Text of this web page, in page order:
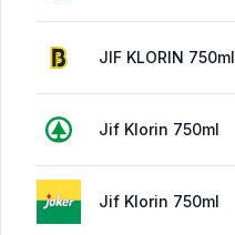
JIF KLORIN 750ml
Jif Klorin 750ml
Jif Klorin 750ml